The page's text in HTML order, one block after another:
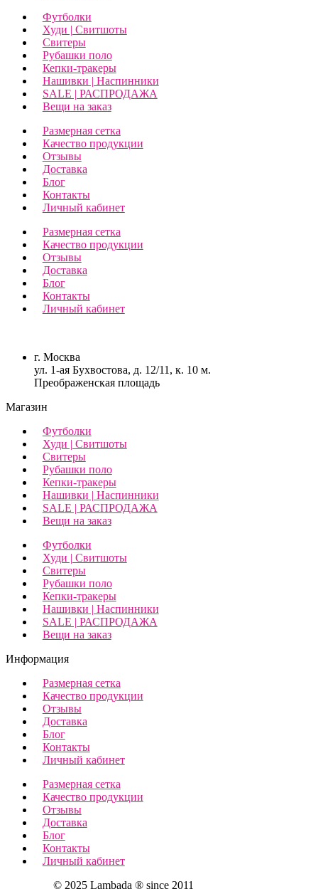
Футболки
Худи | Свитшоты
Свитеры
Рубашки поло
Кепки-тракеры
Нашивки | Наспинники
SALE | РАСПРОДАЖА
Вещи на заказ
Размерная сетка
Качество продукции
Отзывы
Доставка
Блог
Контакты
Личный кабинет
Размерная сетка
Качество продукции
Отзывы
Доставка
Блог
Контакты
Личный кабинет
г. Москва
ул. 1-ая Бухвостова, д. 12/11, к. 10 м.
Преображенская площадь
Магазин
Футболки
Худи | Свитшоты
Свитеры
Рубашки поло
Кепки-тракеры
Нашивки | Наспинники
SALE | РАСПРОДАЖА
Вещи на заказ
Футболки
Худи | Свитшоты
Свитеры
Рубашки поло
Кепки-тракеры
Нашивки | Наспинники
SALE | РАСПРОДАЖА
Вещи на заказ
Информация
Размерная сетка
Качество продукции
Отзывы
Доставка
Блог
Контакты
Личный кабинет
Размерная сетка
Качество продукции
Отзывы
Доставка
Блог
Контакты
Личный кабинет
© 2025 Lambada ® since 2011